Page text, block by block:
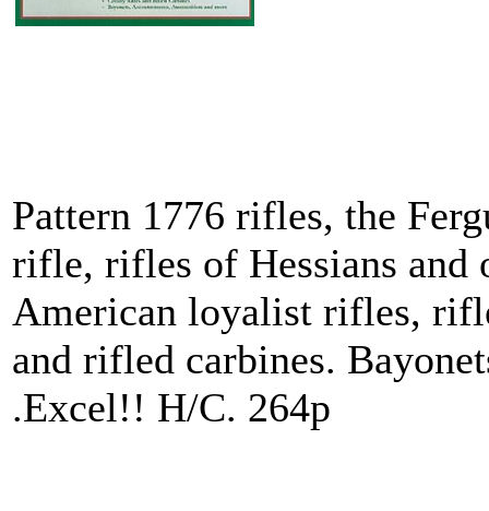
Pattern 1776 rifles, the
rifle, rifles of Hessians and
American loyalist rifles,
and rifled carbines.
.Excel!! H/C. 264p